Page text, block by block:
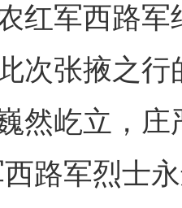
军西路军
次张掖之
然屹立，
路军烈士